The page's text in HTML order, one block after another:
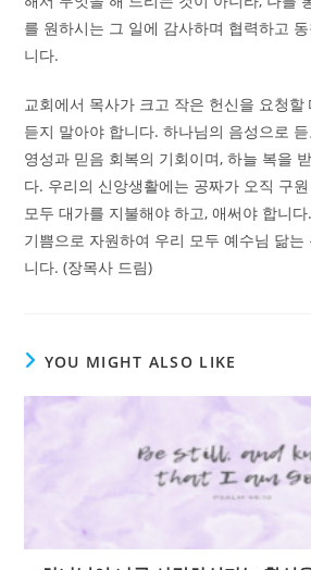
를 원하시는 그 일에 감사하며 협력하고
니다.
교회에서 목사가 크고 작은 헌신을 요청할
듣지 말아야 합니다. 하나님의 음성으로
영성과 믿음 회복의 기회이며, 하늘 복을
다. 우리의 신앙생활에는 공짜가 오직 구
모두 대가를 지불해야 하고, 애써야 합니
기쁨으로 자원하여 우리 모두 예수님 닮
니다. (장목사 드림)
YOU MIGHT ALSO LIKE